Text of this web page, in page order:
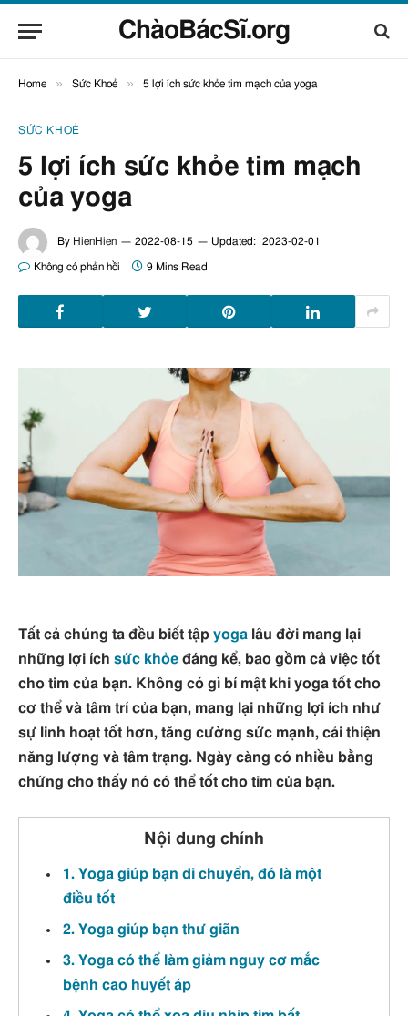
ChàoBácSĩ.org
Home » Sức Khoẻ » 5 lợi ích sức khỏe tim mạch của yoga
SỨC KHOẺ
5 lợi ích sức khỏe tim mạch
của yoga
By HienHien 2022-08-15 Updated: 2023-02-01
Không có phản hồi 9 Mins Read
Tất cả chúng ta đều biết tập yoga lâu đời mang lại
những lợi ích sức khỏe đáng kể, bao gồm cả việc tốt
cho tim của bạn. Không có gì bí mật khi yoga tốt cho
cơ thể và tâm trí của bạn, mang lại những lợi ích như
sự linh hoạt tốt hơn, tăng cường sức mạnh, cải thiện
năng lượng và tâm trạng. Ngày càng có nhiều bằng
chứng cho thấy nó có thể tốt cho tim của bạn.
Nội dung chính
1. Yoga giúp bạn di chuyển, đó là một
điều tốt
2. Yoga giúp bạn thư giãn
3. Yoga có thể làm giảm nguy cơ mắc
bệnh cao huyết áp